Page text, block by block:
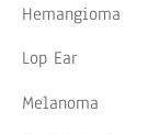
Hemangioma
Lop Ear
Melanoma